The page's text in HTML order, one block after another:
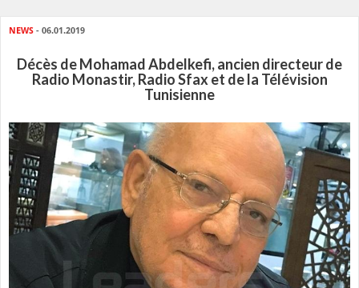
NEWS - 06.01.2019
Décès de Mohamad Abdelkefi, ancien directeur de
Radio Monastir, Radio Sfax et de la Télévision
Tunisienne